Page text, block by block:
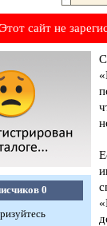
сайт не
0